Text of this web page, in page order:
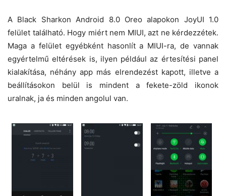
A Black Sharkon Android 8.0 Oreo alapokon JoyUI 1.0
felület található. Hogy miért nem MIUI, azt ne kérdezzétek.
Maga a felület egyébként hasonlít a MIUI-ra, de vannak
egyértelmű eltérések is, ilyen például az értesítési panel
kialakítása, néhány app más elrendezést kapott, illetve a
beállításokon belül is mindent a fekete-zöld ikonok
uralnak, ja és minden angolul van.